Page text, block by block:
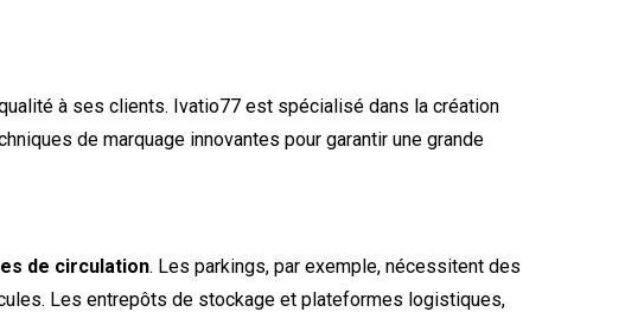
à ses clients. Ivatio77 est spécialisé dans la création
de marquage innovantes pour garantir une grande
de circulation. Les parkings, par exemple, nécessitent des
Les entrepôts de stockage et plateformes logistiques,